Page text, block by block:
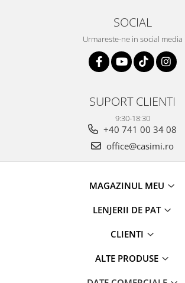
SOCIAL
Urmareste-ne in social media
SUPORT CLIENTI
9:30-18:30
+40 741 00 34 08
office@casimi.ro
MAGAZINUL MEU
LENJERII DE PAT
CLIENTI
ALTE PRODUSE